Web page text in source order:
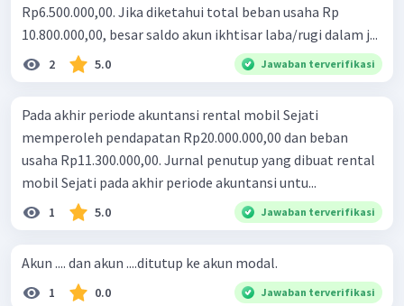
Rp6.500.000,00. Jika diketahui total beban usaha Rp
10.800.000,00, besar saldo akun ikhtisar laba/rugi dalam j...
2 5.0 Jawaban terverifikasi
Pada akhir periode akuntansi rental mobil Sejati
memperoleh pendapatan Rp20.000.000,00 dan beban
usaha Rp11.300.000,00. Jurnal penutup yang dibuat rental
mobil Sejati pada akhir periode akuntansi untu...
1 5.0 Jawaban terverifikasi
Akun .... dan akun ....ditutup ke akun modal.
1 0.0 Jawaban terverifikasi